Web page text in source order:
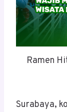
Ramen
Surabaya,